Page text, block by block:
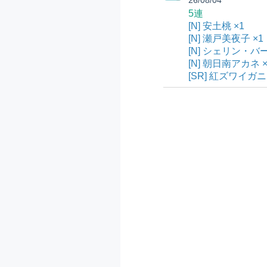
5連
[N] 安土桃 ×1
[N] 瀬戸美夜子 ×1
[N] シェリン・バ
[N] 朝日南アカネ
[SR] 紅ズワイガ